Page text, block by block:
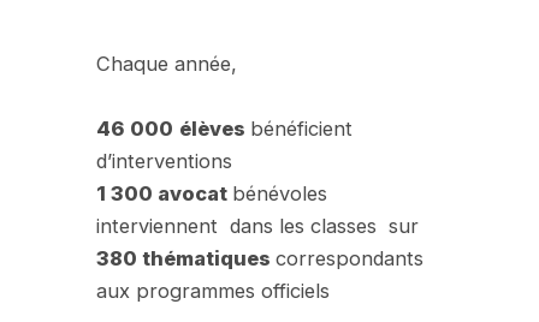
Chaque année,
46 000 élèves bénéficient
d’interventions
1 300 avocat bénévoles
interviennent dans les classes sur
380 thématiquescorrespondants
aux programmes officiels